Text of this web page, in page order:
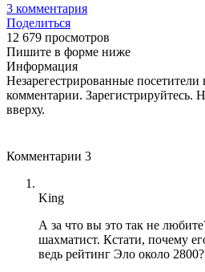
3 комментария
Поделиться
12 679 просмотров
Пишите в форме ниже
Информация
Незарегестрированные посетители
комментарии. Зарегистрируйтесь.
вверху.
Комментарии 3
King
А за что вы это так не
шахматист. Кстати, почему
ведь рейтинг Эло около 2800?